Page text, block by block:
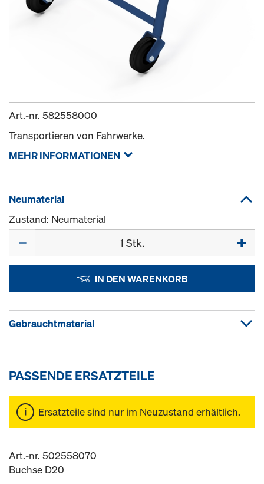
Art.-nr. 582558000
Transportieren von Fahrwerke.
MEHR INFORMATIONEN
Neumaterial
Zustand: Neumaterial
IN DEN WARENKORB
Gebrauchtmaterial
PASSENDE ERSATZTEILE
Ersatzteile sind nur im Neuzustand erhältlich.
Art.-nr. 502558070
Buchse D20